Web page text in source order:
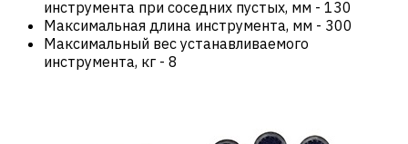
инструмента при соседних пустых, мм - 130
Максимальная длина инструмента, мм - 300
Максимальный вес устанавливаемого
инструмента, кг - 8